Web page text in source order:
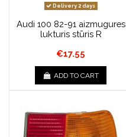
Delivery 2 days
Audi 100 82-91 aizmugures
lukturis stūris R
€17.55
ADD TO CART